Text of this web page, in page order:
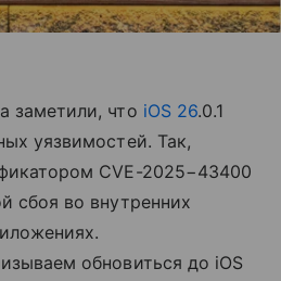
заметили, что iOS 26.0.1
уязвимостей. Так,
CVE-2025−43400
сбоя во внутренних
обновиться до iOS